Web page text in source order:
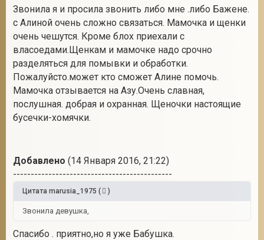
Звонила я и просила звонить либо мне .либо Бажене.
с Алиной очень сложно связаться. Мамочка и щенки
очень чешутся. Кроме блох приехали с
власоедами.Щенкам и мамочке надо срочно
разделяться для помывки и обработки.
Пожалуйсто.может кто сможет Алине помочь.
Мамочка отзывается на Азу.Очень славная,
послушная. добрая и охранная. Щеночки настоящие
бусечки-хомячки.
Добавлено (14 Января 2016, 21:22)
---------------------------------------------
Цитата marusia_1975 ( )
Звонила девушка,
Спасибо . приятно,но я уже Бабушка.